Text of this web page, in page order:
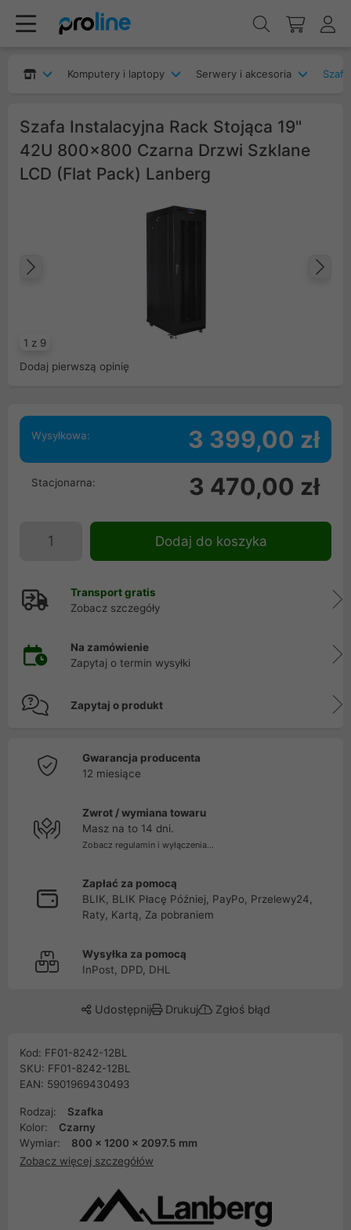
Komputery i laptopy Serwery i akcesoria
Szafa Instalacyjna Rack Stojąca 19"
42U 800x800 Czarna Drzwi Szklane
LCD (Flat Pack) Lanberg
1 z 9
Dodaj pierwszą opinię
Wysyłkowa: 3 399,00 zł
Stacjonarna: 3 470,00 zł
Dodaj do koszyka
Transport gratis
Zobacz szczegóły
Na zamówienie
Zapytaj o termin wysyłki
Zapytaj o produkt
Gwarancja producenta
12 miesiące
Zwrot / wymiana towaru
Masz na to 14 dni.
Zobacz regulamin i wyłączenia...
Zapłać za pomocą
BLIK, BLIK Płacę Później, PayPo, Przelewy24,
Raty, Kartą, Za pobraniem
Wysyłka za pomocą
InPost, DPD, DHL
Udostępnij Drukuj Zgłoś błąd
Kod: FF01-8242-12BL
SKU: FF01-8242-12BL
EAN: 5901969430493
Rodzaj:
Szafka
Kolor:
Czarny
Wymiar:
800 x 1200 x 2097.5 mm
Zobacz więcej szczegółów